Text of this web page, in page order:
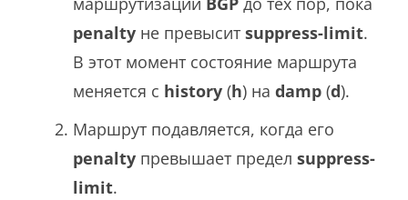
penalty не превысит suppress-limit.
В этот момент состояние маршрута
меняется с history (h) на damp (d).
Маршрут подавляется, когда его
penalty превышает предел suppress-
limit.